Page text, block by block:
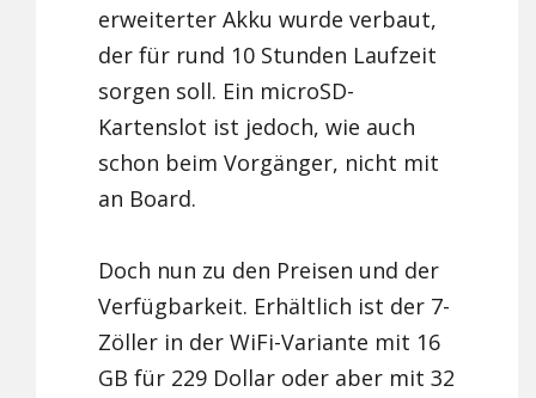
erweiterter Akku wurde verbaut,
der für rund 10 Stunden Laufzeit
sorgen soll. Ein microSD-
Kartenslot ist jedoch, wie auch
schon beim Vorgänger, nicht mit
an Board.
Doch nun zu den Preisen und der
Verfügbarkeit. Erhältlich ist der 7-
Zöller in der WiFi-Variante mit 16
GB für 229 Dollar oder aber mit 32